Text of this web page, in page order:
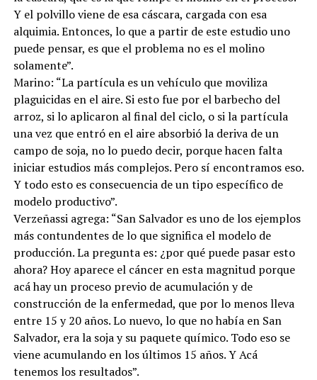
Y el polvillo viene de esa cáscara, cargada con esa
alquimia. Entonces, lo que a partir de este estudio uno
puede pensar, es que el problema no es el molino
solamente”.
Marino: “La partícula es un vehículo que moviliza
plaguicidas en el aire. Si esto fue por el barbecho del
arroz, si lo aplicaron al final del ciclo, o si la partícula
una vez que entró en el aire absorbió la deriva de un
campo de soja, no lo puedo decir, porque hacen falta
iniciar estudios más complejos. Pero sí encontramos eso.
Y todo esto es consecuencia de un tipo específico de
modelo productivo”.
Verzeñassi agrega: “San Salvador es uno de los ejemplos
más contundentes de lo que significa el modelo de
producción. La pregunta es: ¿por qué puede pasar esto
ahora? Hoy aparece el cáncer en esta magnitud porque
acá hay un proceso previo de acumulación y de
construcción de la enfermedad, que por lo menos lleva
entre 15 y 20 años. Lo nuevo, lo que no había en San
Salvador, era la soja y su paquete químico. Todo eso se
viene acumulando en los últimos 15 años. Y Acá
tenemos los resultados”.